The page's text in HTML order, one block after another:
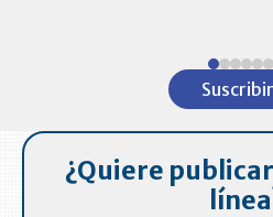
¿Quiere